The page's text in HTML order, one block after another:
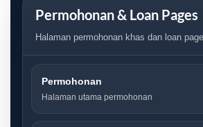
Permohonan & Loan Pages
Halaman permohonan khas dan loan
Permohonan
Halaman utama permohonan